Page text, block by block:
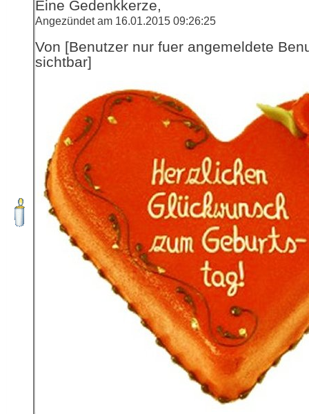
Eine Gedenkkerze,
Angezündet am 16.01.2015 09:26:25
Von [Benutzer nur fuer angemeldete
sichtbar]